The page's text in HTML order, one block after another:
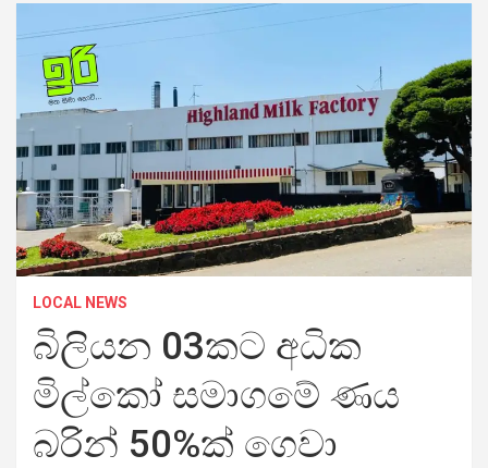
LOCAL NEWS
බිලියන 03කට අධික
මිල්කෝ සමාගමේ ණය
බරින් 50%ක් ගෙවා